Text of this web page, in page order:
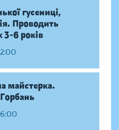
гусениці,
Проводить
3-6 років
майстерка.